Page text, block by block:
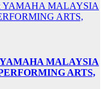
MALAYSIA
ARTS,